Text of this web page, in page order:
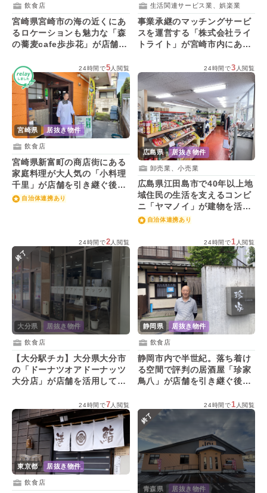
飲食店
宮崎県宮崎市の海の近くにあ
るロケーションも魅力な「森
の蕎麦cafe歩歩花」が店舗を
生活関連サービス業、娯楽業
事業承継のマッチングサービ
スを運営する「株式会社ライ
トライト」が宮崎市内にある
24時間で5 人閲覧
宮崎県 居抜き物件
飲食店
宮崎県新富町の商店街にある
家庭料理が大人気の「小料理
千里」が店舗を引き継ぐ後継
者を募集！
自治体連携あり
24時間で3 人閲覧
広島県 居抜き物件
卸売業、小売業
広島県江田島市で40年以上地
域住民の生活を支えるコンビ
ニ「ヤマノイ」が建物を活用
する後継者を募集！
自治体連携あり
24時間で2人閲覧
終了
大分県 居抜き物件
飲食店
【大分駅チカ】大分県大分市
の「ドーナツオアドーナッツ
大分店」が店舗を活用してく
24時間で1 人閲覧
静岡県 居抜き物件
飲食店
静岡市内で半世紀。落ち着け
る空間で評判の居酒屋「珍家
鳥八」が店舗を引き継ぐ後継
24時間で7 人閲覧
東京都 居抜き物件
飲食店
24時間で1 人閲覧
終了
青森県 居抜き物件